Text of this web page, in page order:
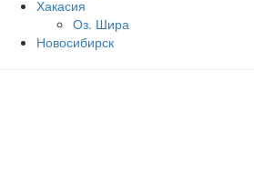
Хакасия
Оз. Шира
Новосибирск